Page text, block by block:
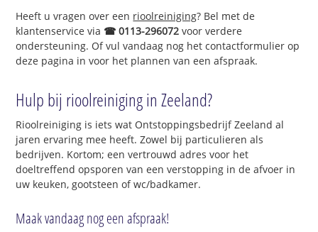
Heeft u vragen over een rioolreiniging? Bel met de
klantenservice via ☎ 0113-296072 voor verdere
ondersteuning. Of vul vandaag nog het contactformulier op
deze pagina in voor het plannen van een afspraak.
Hulp bij rioolreiniging in Zeeland?
Rioolreiniging is iets wat Ontstoppingsbedrijf Zeeland al
jaren ervaring mee heeft. Zowel bij particulieren als
bedrijven. Kortom; een vertrouwd adres voor het
doeltreffend opsporen van een verstopping in de afvoer in
uw keuken, gootsteen of wc/badkamer.
Maak vandaag nog een afspraak!